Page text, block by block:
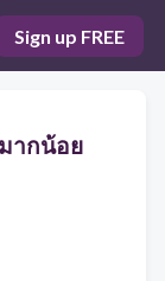
Sign up FREE
ากน้อย